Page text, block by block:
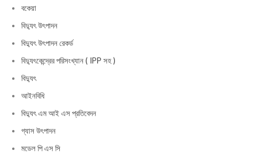
বকেয়া
বিদ্যুৎ উৎপাদন
বিদ্যুৎ উৎপাদন রেকর্ড
বিদ্যুৎকেন্দ্রের পরিসংখ্যান ( IPP সহ )
বিদ্যুৎ
আইনবিধি
বিদ্যুৎ এম আই এস প্রতিবেদন
গ্যাস উৎপাদন
মডেল পি এস সি